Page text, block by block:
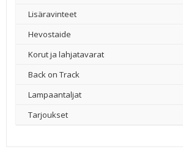
Lisäravinteet
Hevostaide
Korut ja lahjatavarat
Back on Track
Lampaantaljat
Tarjoukset